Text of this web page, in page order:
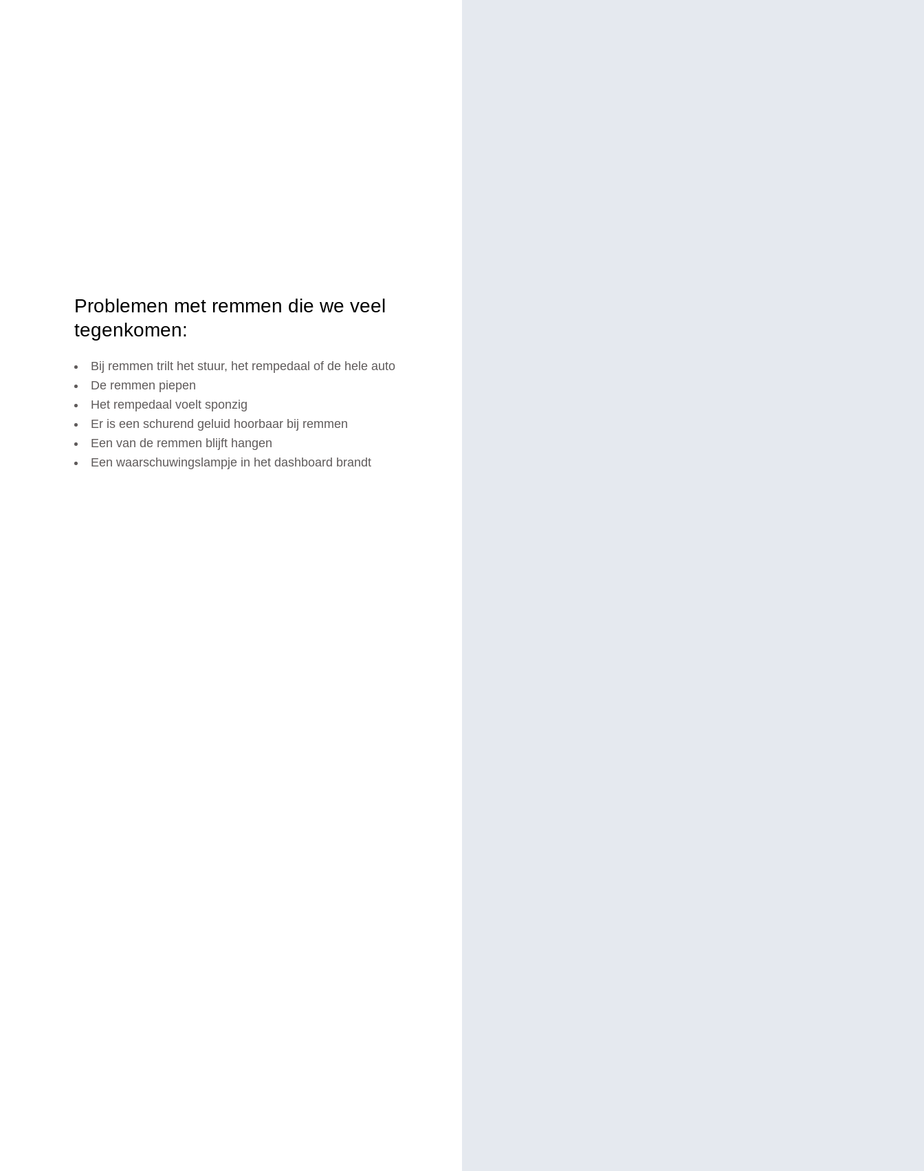
Problemen met remmen die we veel
tegenkomen:
Bij remmen trilt het stuur, het rempedaal of de hele auto
De remmen piepen
Het rempedaal voelt sponzig
Er is een schurend geluid hoorbaar bij remmen
Een van de remmen blijft hangen
Een waarschuwingslampje in het dashboard brandt